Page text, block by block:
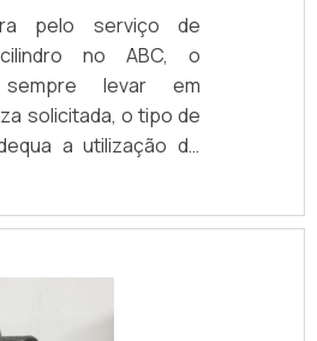
pelo serviço de
no ABC, o
levar em
solicitada, o tipo de
a utilização do
de acordo com a
verniz e outros
utilizados no
REVESTIMENTOO
com os cinco tipos